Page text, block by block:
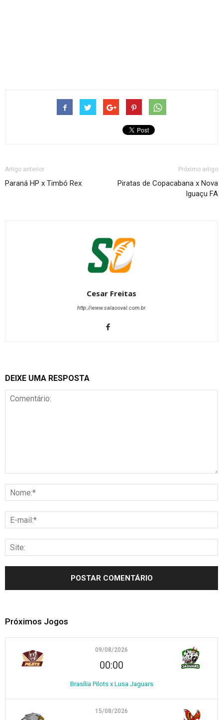
Artigo anterior
Paraná HP x Timbó Rex
Próximo artigo
Piratas de Copacabana x Nova
Iguaçu FA
Cesar Freitas
http://www.salaooval.com.br
DEIXE UMA RESPOSTA
Próximos Jogos
09/08/2026
00:00
Brasília Pilots x Lusa Jaguars
15/08/2026